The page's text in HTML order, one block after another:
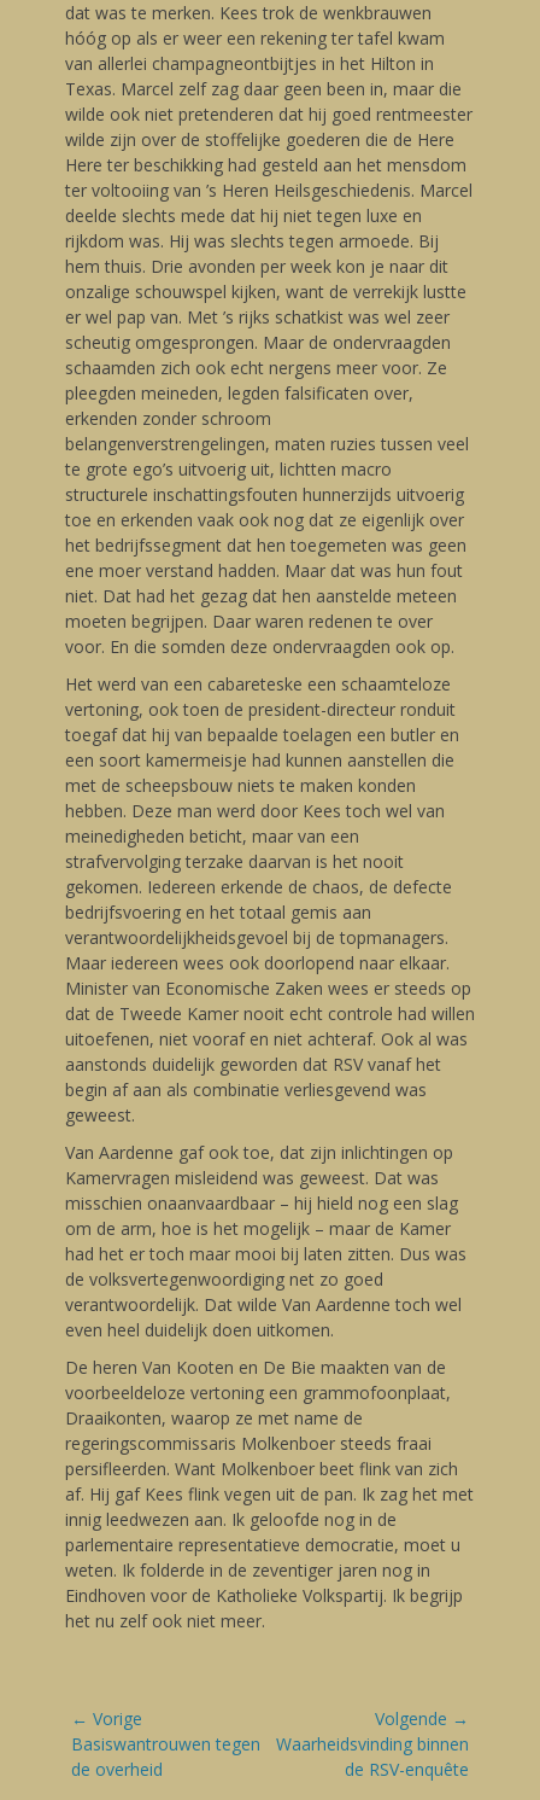
dat was te merken. Kees trok de wenkbrauwen
hóóg op als er weer een rekening ter tafel kwam
van allerlei champagneontbijtjes in het Hilton in
Texas. Marcel zelf zag daar geen been in, maar die
wilde ook niet pretenderen dat hij goed rentmeester
wilde zijn over de stoffelijke goederen die de Here
Here ter beschikking had gesteld aan het mensdom
ter voltooiing van ’s Heren Heilsgeschiedenis. Marcel
deelde slechts mede dat hij niet tegen luxe en
rijkdom was. Hij was slechts tegen armoede. Bij
hem thuis. Drie avonden per week kon je naar dit
onzalige schouwspel kijken, want de verrekijk lustte
er wel pap van. Met ’s rijks schatkist was wel zeer
scheutig omgesprongen. Maar de ondervraagden
schaamden zich ook echt nergens meer voor. Ze
pleegden meineden, legden falsificaten over,
erkenden zonder schroom
belangenverstrengelingen, maten ruzies tussen veel
te grote ego’s uitvoerig uit, lichtten macro
structurele inschattingsfouten hunnerzijds uitvoerig
toe en erkenden vaak ook nog dat ze eigenlijk over
het bedrijfssegment dat hen toegemeten was geen
ene moer verstand hadden. Maar dat was hun fout
niet. Dat had het gezag dat hen aanstelde meteen
moeten begrijpen. Daar waren redenen te over
voor. En die somden deze ondervraagden ook op.
Het werd van een cabareteske een schaamteloze
vertoning, ook toen de president-directeur ronduit
toegaf dat hij van bepaalde toelagen een butler en
een soort kamermeisje had kunnen aanstellen die
met de scheepsbouw niets te maken konden
hebben. Deze man werd door Kees toch wel van
meinedigheden beticht, maar van een
strafvervolging terzake daarvan is het nooit
gekomen. Iedereen erkende de chaos, de defecte
bedrijfsvoering en het totaal gemis aan
verantwoordelijkheidsgevoel bij de topmanagers.
Maar iedereen wees ook doorlopend naar elkaar.
Minister van Economische Zaken wees er steeds op
dat de Tweede Kamer nooit echt controle had willen
uitoefenen, niet vooraf en niet achteraf. Ook al was
aanstonds duidelijk geworden dat RSV vanaf het
begin af aan als combinatie verliesgevend was
geweest.
Van Aardenne gaf ook toe, dat zijn inlichtingen op
Kamervragen misleidend was geweest. Dat was
misschien onaanvaardbaar – hij hield nog een slag
om de arm, hoe is het mogelijk – maar de Kamer
had het er toch maar mooi bij laten zitten. Dus was
de volksvertegenwoordiging net zo goed
verantwoordelijk. Dat wilde Van Aardenne toch wel
even heel duidelijk doen uitkomen.
De heren Van Kooten en De Bie maakten van de
voorbeeldeloze vertoning een grammofoonplaat,
Draaikonten, waarop ze met name de
regeringscommissaris Molkenboer steeds fraai
persifleerden. Want Molkenboer beet flink van zich
af. Hij gaf Kees flink vegen uit de pan. Ik zag het met
innig leedwezen aan. Ik geloofde nog in de
parlementaire representatieve democratie, moet u
weten. Ik folderde in de zeventiger jaren nog in
Eindhoven voor de Katholieke Volkspartij. Ik begrijp
het nu zelf ook niet meer.
Bericht
navigatie
← Vorige
Vorige
blog:
Basiswantrouwen tegen
de overheid
Volgende →
Volgende
Waarheidsvinding binnen
de RSV-enquête